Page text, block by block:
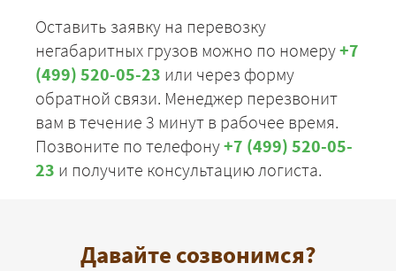
Оставить заявку на перевозку
негабаритных грузов можно по номеру+7
(499) 520-05-23 или через форму
обратной связи. Менеджер перезвонит
вам в течение 3 минут в рабочее время.
Позвоните по телефону+7 (499) 520-05-
23 и получите консультацию логиста.
Давайте созвонимся?